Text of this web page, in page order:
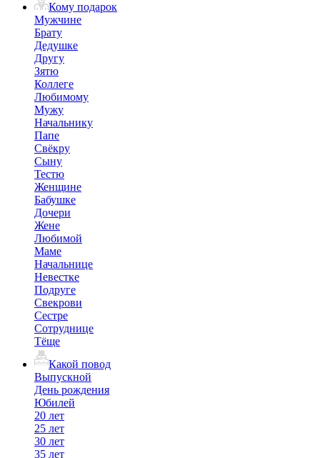
Кому подарок
Мужчине
Брату
Дедушке
Другу
Зятю
Коллеге
Любимому
Мужу
Начальнику
Папе
Свёкру
Сыну
Тестю
Женщине
Бабушке
Дочери
Жене
Любимой
Маме
Начальнице
Невестке
Подруге
Свекрови
Сестре
Сотруднице
Тёще
Какой повод
Выпускной
День рождения
Юбилей
20 лет
25 лет
30 лет
35 лет